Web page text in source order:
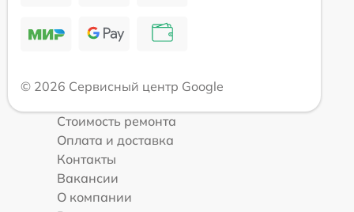
© 2026 Сервисный центр Google
Стоимость ремонта
Оплата и доставка
Контакты
Вакансии
О компании